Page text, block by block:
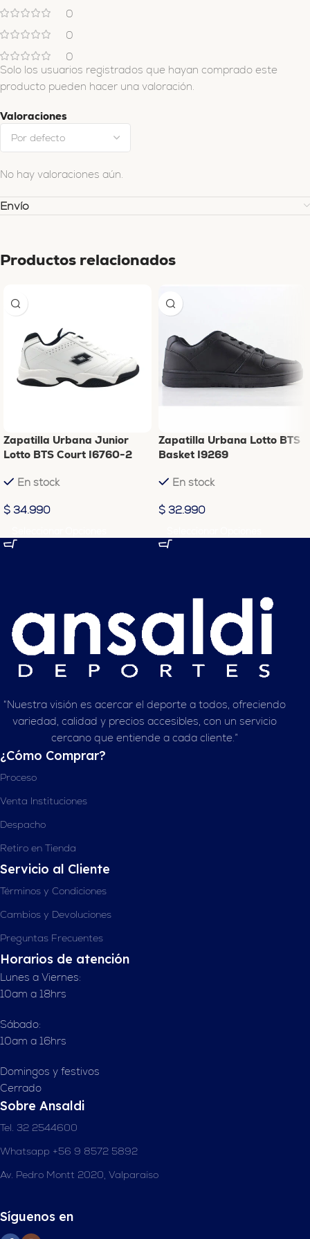
0
0
0
Valoraciones
No hay valoraciones aún.
Solo los usuarios registrados que hayan comprado este
producto pueden hacer una valoración.
Envío
Productos relacionados
Zapatilla Urbana Junior
Lotto BTS Court I6760-2
En stock
$ 34.990
Zapatilla Urbana Lotto BTS
Basket I9269
En stock
$ 32.990
“Nuestra visión es acercar el deporte a todos, ofreciendo
variedad, calidad y precios accesibles, con un servicio
cercano que entiende a cada cliente.”
¿Cómo Comprar?
Proceso
Venta Instituciones
Despacho
Retiro en Tienda
Servicio al Cliente
Términos y Condiciones
Cambios y Devoluciones
Preguntas Frecuentes
Horarios de atención
Lunes a Viernes:
10am a 18hrs
Sábado:
10am a 16hrs
Domingos y festivos
Cerrado
Sobre Ansaldi
Tel. 32 2544600
Whatsapp +56 9 8572 5892
Av. Pedro Montt 2020, Valparaíso
Síguenos en